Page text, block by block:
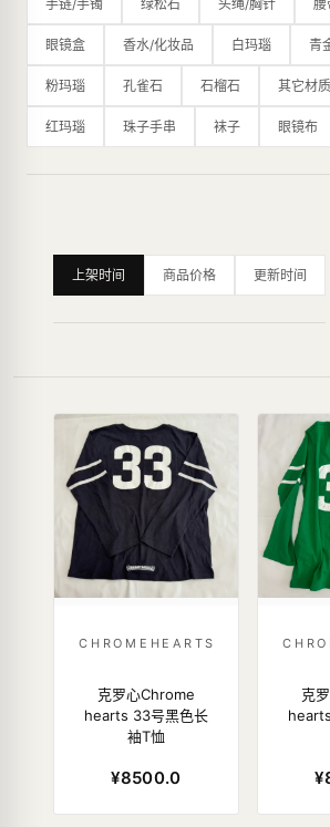
造、打磨到雕刻都采用手工完成，每一件
序精雕细琢而成，完美地展现了品牌的高品
其设计风格以哥特式摇滚元素为主，融合
华，成为时尚圈的标志之一。品牌曾获得
众多艺术家和名人的喜爱，如Virgil Abloh
石、百家乐等。
内部装饰摆满了克罗心标志性的十字花图
手链/手镯 绿松石 头绳/胸针 腰
眼镜盒 香水/化妆品 白玛瑙 青
粉玛瑙 孔雀石 石榴石 其它材质
红玛瑙 珠子手串 袜子 眼镜布
上架时间 商品价格 更新时间
CHROMEHEARTS
克罗心Chrome
hearts 33号黑色长
袖T恤
¥8500.0
克